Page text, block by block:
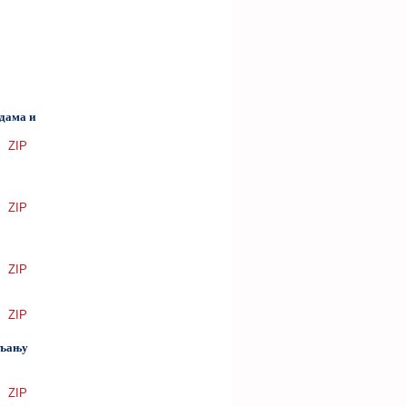
и
ZIP
ZIP
ZIP
ZIP
ZIP